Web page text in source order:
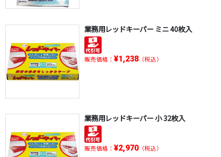
業務用レッドキーパー ミニ 40枚入
販売価格： ¥1,238（税込）
業務用レッドキーパー 小 32枚入
販売価格： ¥2,970（税込）